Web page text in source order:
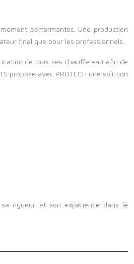
performantes. Une production
final que pour les professionnels.
de tous ses chauffe eau afin de
propose avec PROTECH une solution
rigueur et son expérience dans le